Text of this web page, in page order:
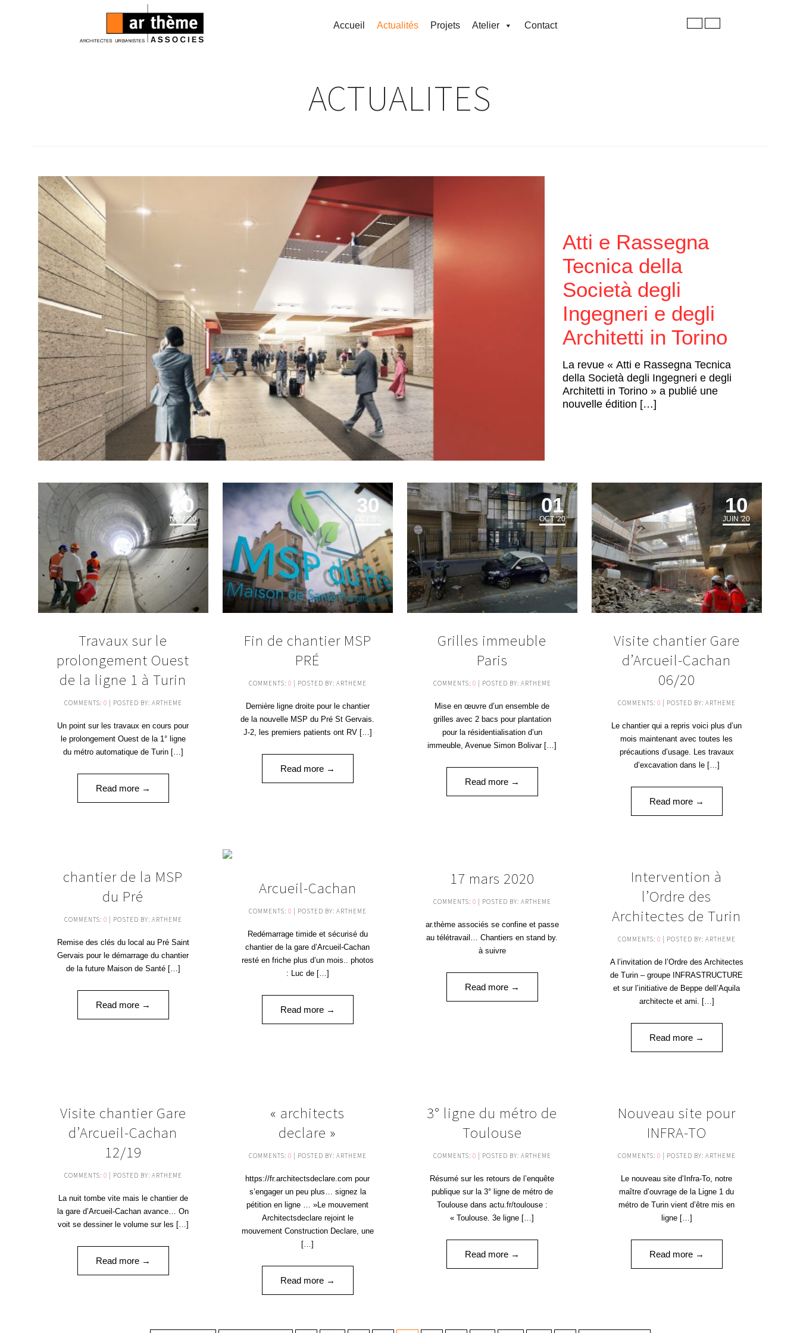
Accueil Actualités Projets Atelier Contact
ACTUALITES
Atti e Rassegna
Tecnica della
Società degli
Ingegneri e degli
Architetti in Torino
La revue « Atti e Rassegna Tecnica
della Società degli Ingegneri e degli
Architetti in Torino » a publié une
nouvelle édition […]
10
NOV '20
Travaux sur le
prolongement Ouest
de la ligne 1 à Turin
COMMENTS: 0 | POSTED BY: ARTHEME
Un point sur les travaux en cours pour
le prolongement Ouest de la 1° ligne
du métro automatique de Turin […]
Read more →
30
OCT '20
Fin de chantier MSP
PRÉ
COMMENTS: 0 | POSTED BY: ARTHEME
Dernière ligne droite pour le chantier
de la nouvelle MSP du Pré St Gervais.
J-2, les premiers patients ont RV […]
Read more →
01
OCT '20
Grilles immeuble
Paris
COMMENTS: 0 | POSTED BY: ARTHEME
Mise en œuvre d’un ensemble de
grilles avec 2 bacs pour plantation
pour la résidentialisation d’un
immeuble, Avenue Simon Bolivar […]
Read more →
10
JUIN '20
Visite chantier Gare
d’Arcueil-Cachan
06/20
COMMENTS: 0 | POSTED BY: ARTHEME
Le chantier qui a repris voici plus d’un
mois maintenant avec toutes les
précautions d’usage. Les travaux
d’excavation dans le […]
Read more →
05
chantier de la MSP
du Pré
COMMENTS: 0 | POSTED BY: ARTHEME
Remise des clés du local au Pré Saint
Gervais pour le démarrage du chantier
de la future Maison de Santé […]
Read more →
Arcueil-Cachan
COMMENTS: 0 | POSTED BY: ARTHEME
Redémarrage timide et sécurisé du
chantier de la gare d’Arcueil-Cachan
resté en friche plus d’un mois.. photos
: Luc de […]
Read more →
17 mars 2020
COMMENTS: 0 | POSTED BY: ARTHEME
ar.thème associés se confine et passe
au télétravail… Chantiers en stand by.
à suivre
Read more →
Intervention à
l’Ordre des
Architectes de Turin
COMMENTS: 0 | POSTED BY: ARTHEME
A l’invitation de l’Ordre des Architectes
de Turin – groupe INFRASTRUCTURE
et sur l’initiative de Beppe dell’Aquila
architecte et ami. […]
Read more →
10
Visite chantier Gare
d’Arcueil-Cachan
12/19
COMMENTS: 0 | POSTED BY: ARTHEME
La nuit tombe vite mais le chantier de
la gare d’Arcueil-Cachan avance… On
voit se dessiner le volume sur les […]
Read more →
« architects
declare »
COMMENTS: 0 | POSTED BY: ARTHEME
https://fr.architectsdeclare.com pour
s’engager un peu plus… signez la
pétition en ligne … »Le mouvement
Architectsdeclare rejoint le
mouvement Construction Declare, une
[…]
Read more →
20
3° ligne du métro de
Toulouse
COMMENTS: 0 | POSTED BY: ARTHEME
Résumé sur les retours de l’enquête
publique sur la 3° ligne de métro de
Toulouse dans actu.fr/toulouse :
« Toulouse. 3e ligne […]
Read more →
16
Nouveau site pour
INFRA-TO
COMMENTS: 0 | POSTED BY: ARTHEME
Le nouveau site d’Infra-To, notre
maître d’ouvrage de la Ligne 1 du
métro de Turin vient d’être mis en
ligne […]
Read more →